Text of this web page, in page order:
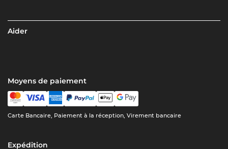
Aider
Moyens de paiement
Carte Bancaire, Paiement à la réception, Virement bancaire
Expédition